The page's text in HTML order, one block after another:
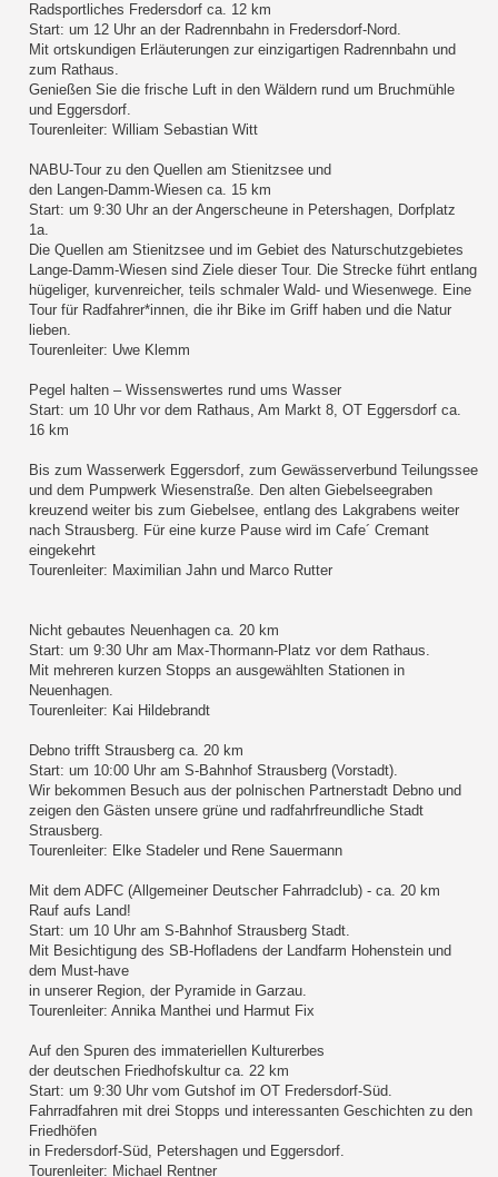
Radsportliches Fredersdorf ca. 12 km
Start: um 12 Uhr an der Radrennbahn in Fredersdorf-Nord.
Mit ortskundigen Erläuterungen zur einzigartigen Radrennbahn und
zum Rathaus.
Genießen Sie die frische Luft in den Wäldern rund um Bruchmühle
und Eggersdorf.
Tourenleiter: William Sebastian Witt
NABU-Tour zu den Quellen am Stienitzsee und
den Langen-Damm-Wiesen ca. 15 km
Start: um 9:30 Uhr an der Angerscheune in Petershagen, Dorfplatz
1a.
Die Quellen am Stienitzsee und im Gebiet des Naturschutzgebietes
Lange-Damm-Wiesen sind Ziele dieser Tour. Die Strecke führt entlang
hügeliger, kurvenreicher, teils schmaler Wald- und Wiesenwege. Eine
Tour für Radfahrer*innen, die ihr Bike im Griff haben und die Natur
lieben.
Tourenleiter: Uwe Klemm
Pegel halten – Wissenswertes rund ums Wasser
Start: um 10 Uhr vor dem Rathaus, Am Markt 8, OT Eggersdorf ca.
16 km
Bis zum Wasserwerk Eggersdorf, zum Gewässerverbund Teilungssee
und dem Pumpwerk Wiesenstraße. Den alten Giebelseegraben
kreuzend weiter bis zum Giebelsee, entlang des Lakgrabens weiter
nach Strausberg. Für eine kurze Pause wird im Cafe´ Cremant
eingekehrt
Tourenleiter: Maximilian Jahn und Marco Rutter
Nicht gebautes Neuenhagen ca. 20 km
Start: um 9:30 Uhr am Max-Thormann-Platz vor dem Rathaus.
Mit mehreren kurzen Stopps an ausgewählten Stationen in
Neuenhagen.
Tourenleiter: Kai Hildebrandt
Debno trifft Strausberg ca. 20 km
Start: um 10:00 Uhr am S-Bahnhof Strausberg (Vorstadt).
Wir bekommen Besuch aus der polnischen Partnerstadt Debno und
zeigen den Gästen unsere grüne und radfahrfreundliche Stadt
Strausberg.
Tourenleiter: Elke Stadeler und Rene Sauermann
Mit dem ADFC (Allgemeiner Deutscher Fahrradclub) - ca. 20 km
Rauf aufs Land!
Start: um 10 Uhr am S-Bahnhof Strausberg Stadt.
Mit Besichtigung des SB-Hofladens der Landfarm Hohenstein und
dem Must-have
in unserer Region, der Pyramide in Garzau.
Tourenleiter: Annika Manthei und Harmut Fix
Auf den Spuren des immateriellen Kulturerbes
der deutschen Friedhofskultur ca. 22 km
Start: um 9:30 Uhr vom Gutshof im OT Fredersdorf-Süd.
Fahrradfahren mit drei Stopps und interessanten Geschichten zu den
Friedhöfen
in Fredersdorf-Süd, Petershagen und Eggersdorf.
Tourenleiter: Michael Rentner